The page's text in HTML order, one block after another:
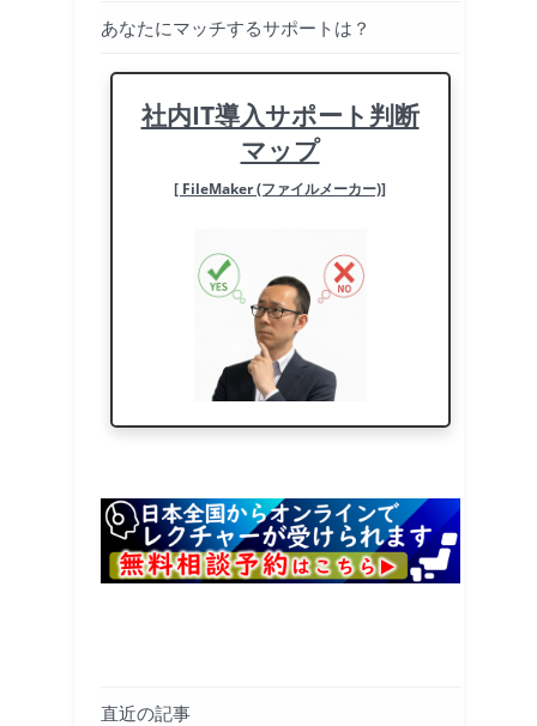
あなたにマッチするサポートは？
社内IT導入サポート判断
マップ
[ FileMaker (ファイルメーカー)]
直近の記事